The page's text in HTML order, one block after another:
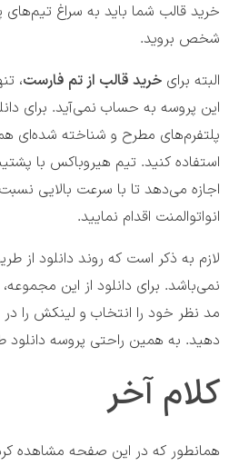
خرید قالب شما باید به سراغ
شخص بروید.
البته برای خرید قالب از تم فارست،
این پروسه به حساب نمی‌آید. برای
پلتفرم‌های مطرح و شناخته شده‌ای
استفاده کنید. تیم هیروباکس با
اجازه می‌دهد تا با سرعت بالایی
انواتوالمنت اقدام نمایید.
لازم به ذکر است که روند دانلود از
نمی‌باشد. برای دانلود از این
مد نظر خود را انتخاب و لینکش را در
دهید. به همین راحتی پروسه
کلام آخر
همانطور که در این صفحه مشاهده